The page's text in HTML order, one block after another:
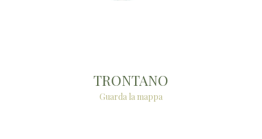
TRONTANO
Guarda la mappa